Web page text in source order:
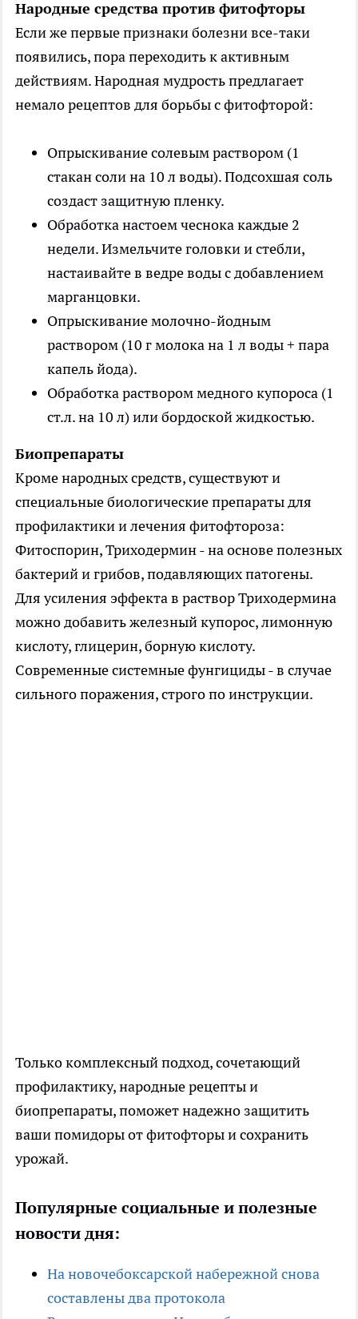
Народные средства против фитофторы
Если же первые признаки болезни все-таки
появились, пора переходить к активным
действиям. Народная мудрость предлагает
немало рецептов для борьбы с фитофторой:
Опрыскивание солевым раствором (1
стакан соли на 10 л воды). Подсохшая соль
создаст защитную пленку.
Обработка настоем чеснока каждые 2
недели. Измельчите головки и стебли,
настаивайте в ведре воды с добавлением
марганцовки.
Опрыскивание молочно-йодным
раствором (10 г молока на 1 л воды + пара
капель йода).
Обработка раствором медного купороса (1
ст.л. на 10 л) или бордоской жидкостью.
Биопрепараты
Кроме народных средств, существуют и
специальные биологические препараты для
профилактики и лечения фитофтороза:
Фитоспорин, Триходермин - на основе полезных
бактерий и грибов, подавляющих патогены.
Для усиления эффекта в раствор Триходермина
можно добавить железный купорос, лимонную
кислоту, глицерин, борную кислоту.
Современные системные фунгициды - в случае
сильного поражения, строго по инструкции.
Только комплексный подход, сочетающий
профилактику, народные рецепты и
биопрепараты, поможет надежно защитить
ваши помидоры от фитофторы и сохранить
урожай.
Популярные социальные и полезные
новости дня:
На новочебоксарской набережной снова
составлены два протокола